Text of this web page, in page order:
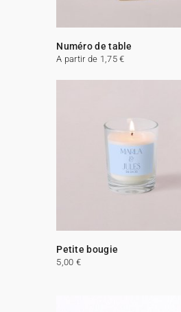
Numéro de table
A partir de 1,75 €
Petite bougie
5,00 €